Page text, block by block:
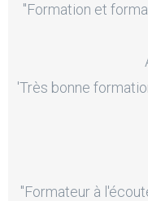
"Formation et
'Très bonne
"Formateur à